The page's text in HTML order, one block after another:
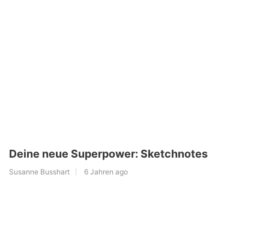
Deine neue Superpower: Sketchnotes
Susanne Busshart 6 Jahren ago